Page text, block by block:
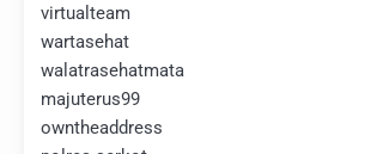
virtualteam
wartasehat
walatrasehatmata
majuterus99
owntheaddress